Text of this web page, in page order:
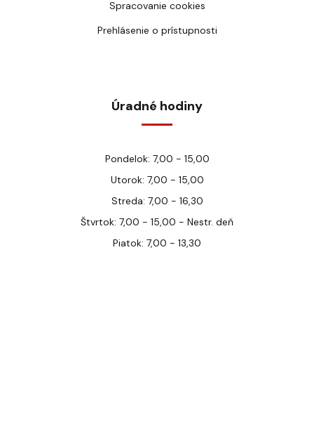
Spracovanie cookies
Prehlásenie o prístupnosti
Úradné hodiny
Pondelok: 7,00 - 15,00
Utorok: 7,00 - 15,00
Streda: 7,00 - 16,30
Štvrtok: 7,00 - 15,00 - Nestr. deň
Piatok: 7,00 - 13,30